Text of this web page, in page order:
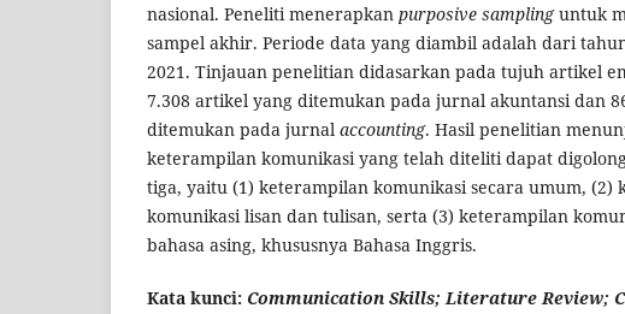
nasional. Peneliti menerapkan purposive samplinguntuk
sampel akhir. Periode data yang diambil adalah dari
2021. Tinjauan penelitian didasarkan pada tujuh artikel
7.308 artikel yang ditemukan pada jurnal akuntansi dan
ditemukan pada jurnal accounting. Hasil penelitian
keterampilan komunikasi yang telah diteliti dapat
tiga, yaitu (1) keterampilan komunikasi secara umum, (2)
komunikasi lisan dan tulisan, serta (3) keterampilan
bahasa asing, khususnya Bahasa Inggris.
Kata kunci: Communication Skills; Literature Review;